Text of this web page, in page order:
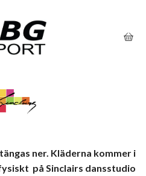
ner. Kläderna kommer i
på Sinclairs dansstudio